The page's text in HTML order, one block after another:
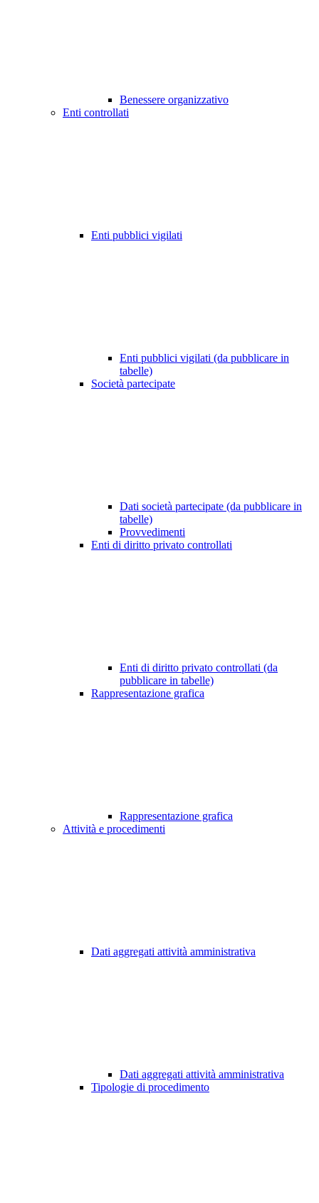
Benessere organizzativo
Enti controllati
Enti pubblici vigilati
Enti pubblici vigilati (da pubblicare in
tabelle)
Società partecipate
Dati società partecipate (da pubblicare in
tabelle)
Provvedimenti
Enti di diritto privato controllati
Enti di diritto privato controllati (da
pubblicare in tabelle)
Rappresentazione grafica
Rappresentazione grafica
Attività e procedimenti
Dati aggregati attività amministrativa
Dati aggregati attività amministrativa
Tipologie di procedimento